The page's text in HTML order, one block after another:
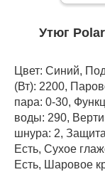
Утюг
Цвет: Синий,
(Вт): 2200,
пара: 0-30,
воды: 290,
шнура: 2,
Есть, Сухое
Есть, Шаровое